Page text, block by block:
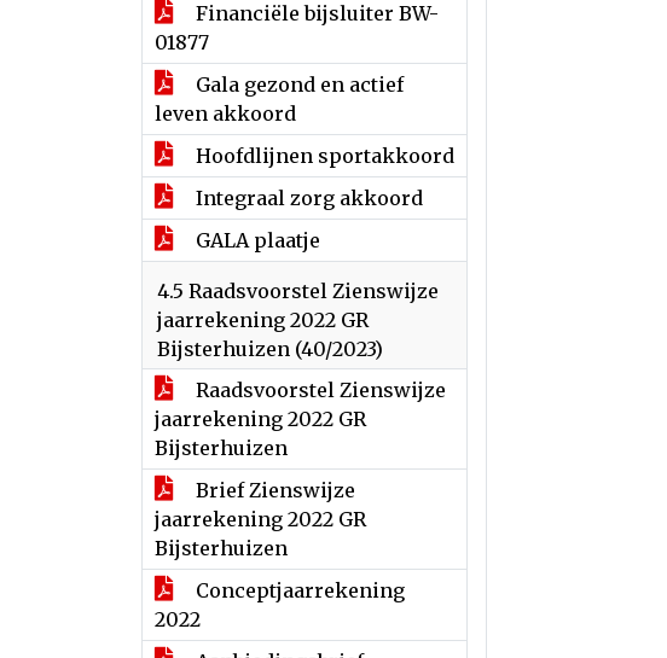
Financiële bijsluiter BW-
01877
Gala gezond en actief
leven akkoord
Hoofdlijnen sportakkoord
Integraal zorg akkoord
GALA plaatje
4.5 Raadsvoorstel Zienswijze
jaarrekening 2022 GR
Bijsterhuizen (40/2023)
Raadsvoorstel Zienswijze
jaarrekening 2022 GR
Bijsterhuizen
Brief Zienswijze
jaarrekening 2022 GR
Bijsterhuizen
Conceptjaarrekening
2022